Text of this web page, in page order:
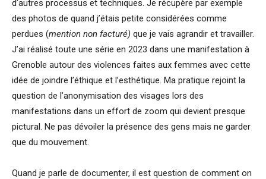
d’autres processus et techniques. Je récupère par exemple
des photos de quand j’étais petite considérées comme
perdues (mention non facturé) que je vais agrandir et travailler.
J’ai réalisé toute une série en 2023 dans une manifestation à
Grenoble autour des violences faites aux femmes avec cette
idée de joindre l’éthique et l’esthétique. Ma pratique rejoint la
question de l’anonymisation des visages lors des
manifestations dans un effort de zoom qui devient presque
pictural. Ne pas dévoiler la présence des gens mais ne garder
que du mouvement.
Quand je parle de documenter, il est question de comment on